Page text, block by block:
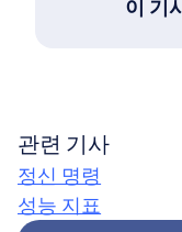
이 기
관련 기사
정신 명령
성능 지표